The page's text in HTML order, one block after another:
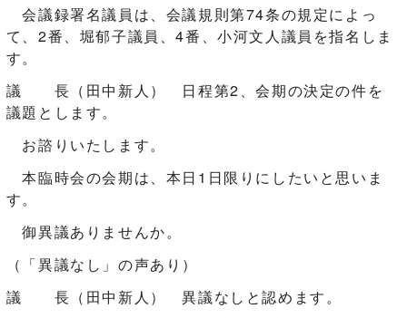
会議録署名議員は、会議規則第74条の規定によっ
て、2番、堀郁子議員、4番、小河文人議員を指名しま
す。
議 長（田中新人） 日程第2、会期の決定の件を
議題とします。
お諮りいたします。
本臨時会の会期は、本日1日限りにしたいと思いま
す。
御異議ありませんか。
（「異議なし」の声あり）
議 長（田中新人） 異議なしと認めます。